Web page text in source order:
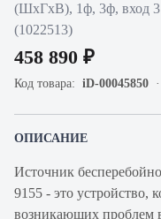
(ШхГхВ), 1ф, 3ф, вход
(1022513)
458 890 ₽
Код товара: iD-00045850
ОПИСАНИЕ
Источник
9155 - это устройство,
возникающих проблем